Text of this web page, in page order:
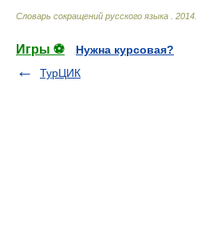
Словарь сокращений русского языка 2014
Игры ⚽
Нужна курсовая?
ТурЦИК